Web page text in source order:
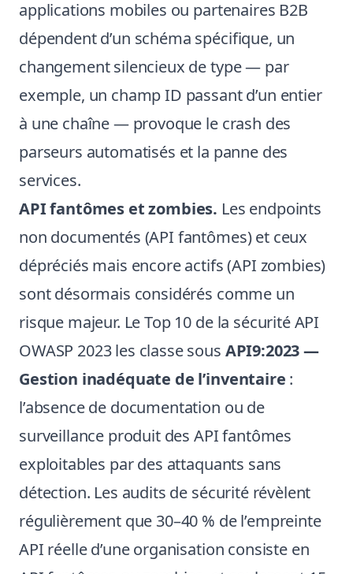
applications mobiles ou partenaires B2B
dépendent d’un schéma spécifique, un
changement silencieux de type — par
exemple, un champ ID passant d’un entier
à une chaîne — provoque le crash des
parseurs automatisés et la panne des
services.
API fantômes et zombies. Les endpoints
non documentés (API fantômes) et ceux
dépréciés mais encore actifs (API zombies)
sont désormais considérés comme un
risque majeur. Le Top 10 de la sécurité API
OWASP 2023 les classe sous API9:2023 —
Gestion inadéquate de l’inventaire :
l’absence de documentation ou de
surveillance produit des API fantômes
exploitables par des attaquants sans
détection. Les audits de sécurité révèlent
régulièrement que 30–40 % de l’empreinte
API réelle d’une organisation consiste en